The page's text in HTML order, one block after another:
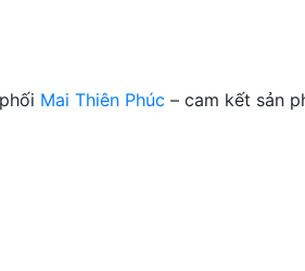
Mai Thiên Phúc – cam kết sản